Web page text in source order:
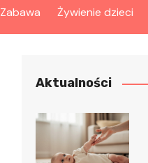
Zabawa Żywienie dzieci
Aktualności